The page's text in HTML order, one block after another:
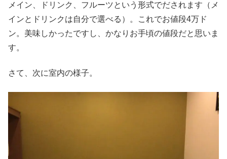
メイン、ドリンク、フルーツという形式でだされます（メ
インとドリンクは自分で選べる）。これでお値段4万ド
ン。美味しかったですし、かなりお手頃の値段だと思いま
す。
さて、次に室内の様子。